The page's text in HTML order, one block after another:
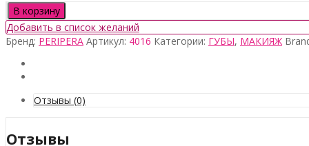
Количество
товара
Peripera
Ink
Mood
Glowy
#40
В корзину
Добавить в список желаний
Бренд: PERIPERA Артикул: 4016 Категории: ГУБЫ, МАКИЯЖ
Отзывы (0)
Отзывы